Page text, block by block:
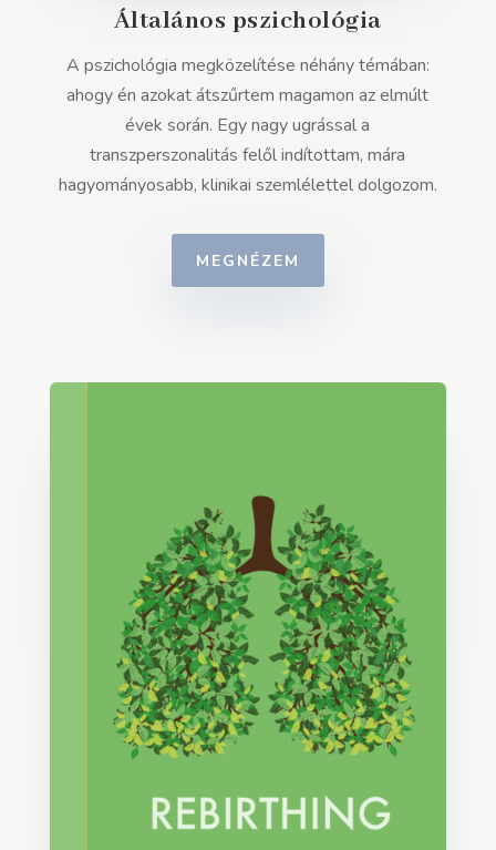
Általános pszichológia
A pszichológia megközelítése néhány témában:
ahogy én azokat átszűrtem magamon az elmúlt
évek során. Egy nagy ugrással a
transzperszonalitás felől indítottam, mára
hagyományosabb, klinikai szemlélettel dolgozom.
MEGNÉZEM